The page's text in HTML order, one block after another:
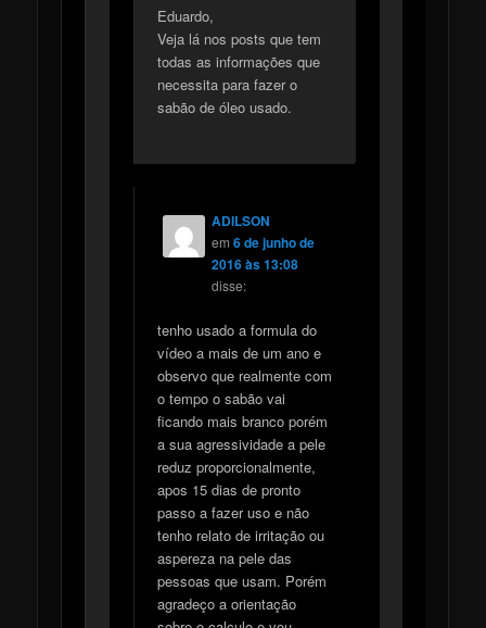
Eduardo,
Veja lá nos posts que tem
todas as informações que
necessita para fazer o
sabão de óleo usado.
ADILSON
em 6 de junho de
2016 às 13:08
disse:
tenho usado a formula do
vídeo a mais de um ano e
observo que realmente com
o tempo o sabão vai
ficando mais branco porém
a sua agressividade a pele
reduz proporcionalmente,
apos 15 dias de pronto
passo a fazer uso e não
tenho relato de irritação ou
aspereza na pele das
pessoas que usam. Porém
agradeço a orientação